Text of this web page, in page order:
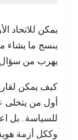
يمكن للاتحاد
ينسج ما يشاء
يهرب من سؤال
كيف يمكن
أول من يتخلى
للسياسة…بل
وككل أزمة